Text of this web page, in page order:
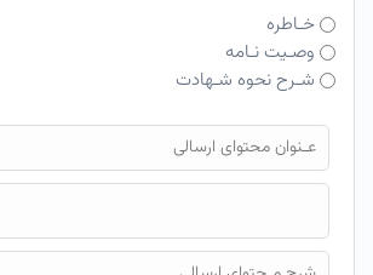
خـاطره
وصـیت نـامه
شـرح نحوه شـهادت
فایل محتوای ارسالی